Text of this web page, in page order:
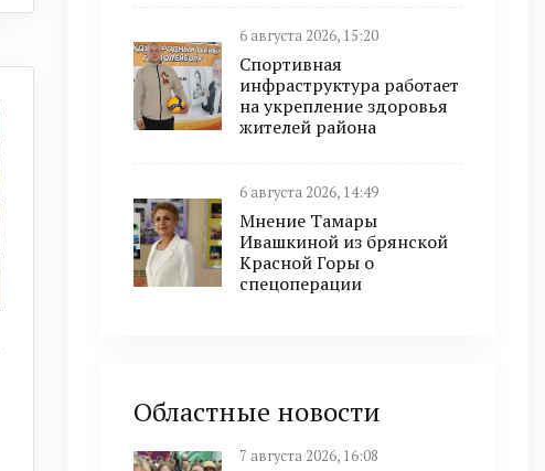
6 августа 2026, 15:20
Спортивная
инфраструктура работает
на укрепление здоровья
жителей района
6 августа 2026, 14:49
Мнение Тамары
Ивашкиной из брянской
Красной Горы о
спецоперации
Областные новости
7 августа 2026, 16:08